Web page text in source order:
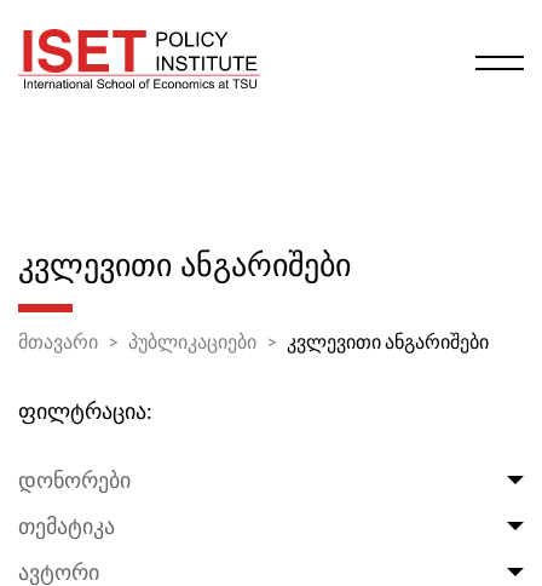
ᲙᲕᲚᲔᲕᲘᲗᲘ ᲐᲜᲒᲐᲠᲘᲨᲔᲑᲘ
მთავარი პუბლიკაციები კვლევითი ანგარიშები
ფილტრაცია:
დონორები
თემატიკა
ავტორი